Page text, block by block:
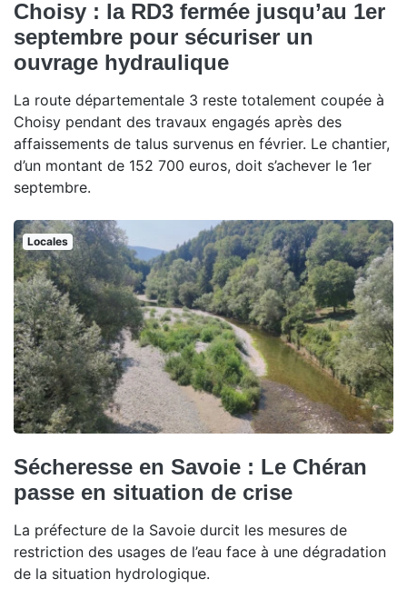
Choisy : la RD3 fermée jusqu’au 1er
septembre pour sécuriser un
ouvrage hydraulique
La route départementale 3 reste totalement coupée à
Choisy pendant des travaux engagés après des
affaissements de talus survenus en février. Le chantier,
d’un montant de 152 700 euros, doit s’achever le 1er
septembre.
Locales
Sécheresse en Savoie : Le Chéran
passe en situation de crise
La préfecture de la Savoie durcit les mesures de
restriction des usages de l’eau face à une dégradation
de la situation hydrologique.